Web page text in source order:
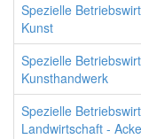
Spezielle
Kunst
Spezielle
Kunsthandwerk
Spezielle
Landwirtschaft -